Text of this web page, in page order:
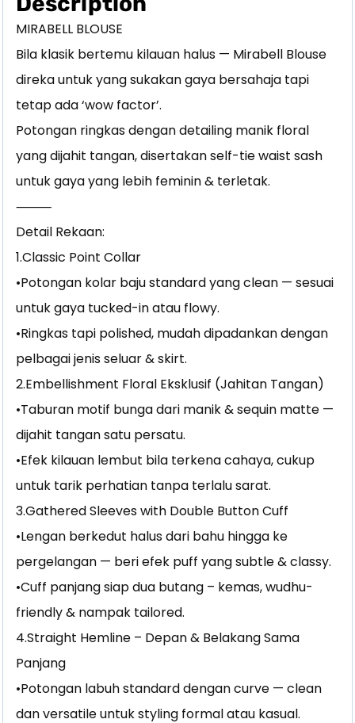
MIRABELL BLOUSE
Bila klasik bertemu kilauan halus — Mirabell Blouse
direka untuk yang sukakan gaya bersahaja tapi
tetap ada ‘wow factor’.
Potongan ringkas dengan detailing manik floral
yang dijahit tangan, disertakan self-tie waist sash
untuk gaya yang lebih feminin & terletak.
⸻
Detail Rekaan:
1.Classic Point Collar
•Potongan kolar baju standard yang clean — sesuai
untuk gaya tucked-in atau flowy.
•Ringkas tapi polished, mudah dipadankan dengan
pelbagai jenis seluar & skirt.
2.Embellishment Floral Eksklusif (Jahitan Tangan)
•Taburan motif bunga dari manik & sequin matte —
dijahit tangan satu persatu.
•Efek kilauan lembut bila terkena cahaya, cukup
untuk tarik perhatian tanpa terlalu sarat.
3.Gathered Sleeves with Double Button Cuff
•Lengan berkedut halus dari bahu hingga ke
pergelangan — beri efek puff yang subtle & classy.
•Cuff panjang siap dua butang – kemas, wudhu-
friendly & nampak tailored.
4.Straight Hemline – Depan & Belakang Sama
Panjang
•Potongan labuh standard dengan curve — clean
dan versatile untuk styling formal atau kasual.